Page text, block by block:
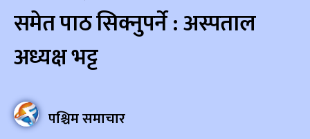
समेत पाठ सिक्नुपर्ने : अस्पताल
अध्यक्ष भट्ट
पश्चिम समाचार